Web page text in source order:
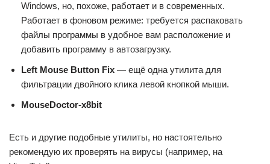
Windows, но, похоже, работает и в современных.
Работает в фоновом режиме: требуется распаковать
файлы программы в удобное вам расположение и
добавить программу в автозагрузку.
Left Mouse Button Fix — ещё одна утилита для
фильтрации двойного клика левой кнопкой мыши.
MouseDoctor-x8bit
Есть и другие подобные утилиты, но настоятельно
рекомендую их проверять на вирусы (например, на